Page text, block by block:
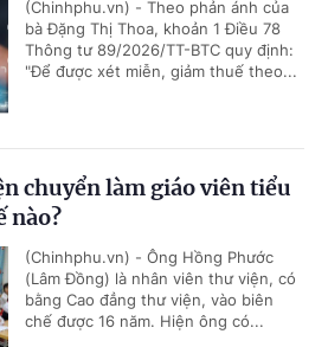
(Chinhphu.vn) - Theo phản ánh của
bà Đặng Thị Thoa, khoản 1 Điều 78
Thông tư 89/2026/TT-BTC quy định:
"Để được xét miễn, giảm thuế theo...
chuyển làm giáo viên tiểu
nào?
(Chinhphu.vn) - Ông Hồng Phước
(Lâm Đồng) là nhân viên thư viện, có
bằng Cao đẳng thư viện, vào biên
chế được 16 năm. Hiện ông có...